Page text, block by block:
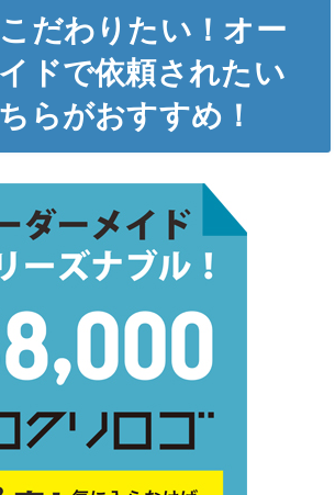
だわりたい！オー
ドで依頼されたい
らがおすすめ！